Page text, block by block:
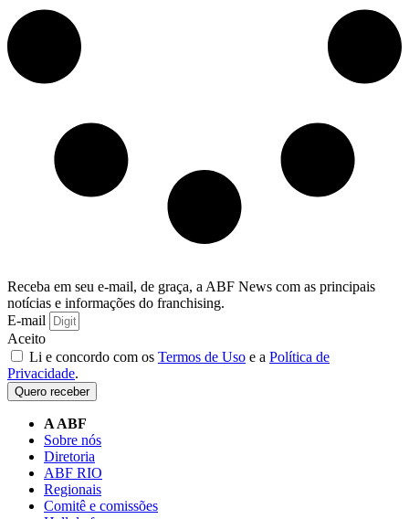
Receba em seu e-mail, de graça, a ABF News com as principais
notícias e informações do franchising.
E-mail
Aceito
Li e concordo com os Termos de Uso e a Política de
Privacidade.
Quero receber
A ABF
Sobre nós
Diretoria
ABF RIO
Regionais
Comitê e comissões